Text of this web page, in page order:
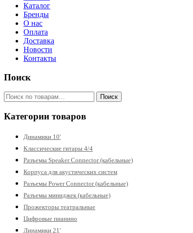
Каталог
Бренды
О нас
Оплата
Доставка
Новости
Контакты
Поиск
Искать: Поиск
Категории товаров
Динамики 10'
Классические гитары 4/4
Разъемы Speaker Connector (кабельные)
Корпуса для акустических систем
Разъемы Power Connector (кабельные)
Разъемы миниджек (кабельные)
Прожекторы театральные
Цифровые пианино
Динамики 21'